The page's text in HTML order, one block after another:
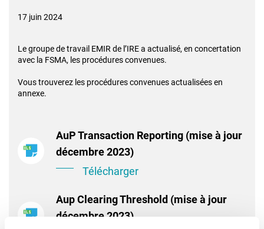
17 juin 2024
Le groupe de travail EMIR de l’IRE a actualisé, en concertation
avec la FSMA, les procédures convenues.
Vous trouverez les procédures convenues actualisées en
annexe.
AuP Transaction Reporting (mise à jour
décembre 2023)
Télécharger
Aup Clearing Threshold (mise à jour
décembre 2023)